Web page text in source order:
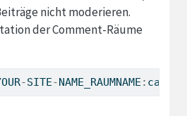
nicht moderieren.
der Comment-Räume
-SITE-NAME_RAUMNAME : cactus